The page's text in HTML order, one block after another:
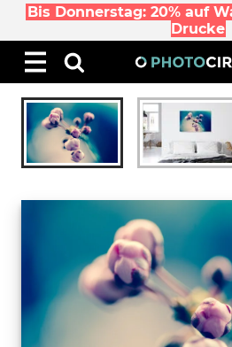
Bis Donnerstag: 20% auf
Drucke